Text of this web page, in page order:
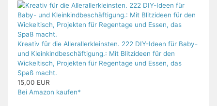
Kreativ für die Allerallerkleinsten. 222 DIY-Ideen für Baby-
und Kleinkindbeschäftigung.: Mit Blitzideen für den
Wickeltisch, Projekten für Regentage und Essen, das
Spaß macht.
15,00 EUR
Bei Amazon kaufen*